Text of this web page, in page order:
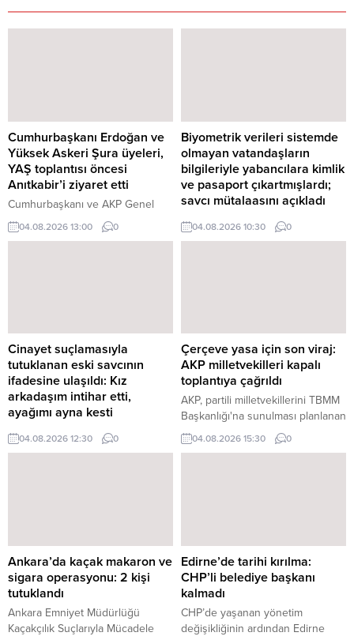
Cumhurbaşkanı Erdoğan ve
Yüksek Askeri Şura üyeleri,
YAŞ toplantısı öncesi
Anıtkabir’i ziyaret etti
Cumhurbaşkanı ve AKP Genel
Başkanı Recep Tayyip Erdoğan
başkanlığındaki Yüksek Askeri
YAŞ ...
04.08.2026 13:00 0
Biyometrik verileri sistemde
olmayan vatandaşların
bilgileriyle yabancılara kimlik
ve pasaport çıkartmışlardı;
savcı mütalaasını açıkladı
Vatandaşların kimlik bilgileri
kullanılarak yabancılar adına sahte
görevlisinin resmi belgede ...
04.08.2026 10:30 0
Cinayet suçlamasıyla
tutuklanan eski savcının
ifadesine ulaşıldı: Kız
arkadaşım intihar etti,
ayağımı ayna kesti
Hâkim-savcı lojmanlarında ölü
bulunan Özlem Yıldız
04.08.2026 12:30 0
Çerçeve yasa için son viraj:
AKP milletvekilleri kapalı
toplantıya çağrıldı
AKP, partili milletvekillerini TBMM
Başkanlığı'na sunulması planlanan
çerçeve yasa teklifiyle ilgili olarak
yarın yapılacak kapalı grup
04.08.2026 15:30 0
Ankara’da kaçak makaron ve
sigara operasyonu: 2 kişi
tutuklandı
Ankara Emniyet Müdürlüğü
Kaçakçılık Suçlarıyla Mücadele
Edirne’de tarihi kırılma:
CHP’li belediye başkanı
kalmadı
CHP’de yaşanan yönetim
değişikliğinin ardından Edirne